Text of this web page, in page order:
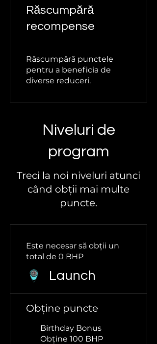
Răscumpără
recompense
Răscumpără punctele
pentru a beneficia de
diverse reduceri.
Niveluri de
program
Treci la noi niveluri atunci
când obții mai multe
puncte.
Launch
Este necesar să obții un
total de 0 BHP
Obține puncte
Birthday Bonus
Obține 100 BHP